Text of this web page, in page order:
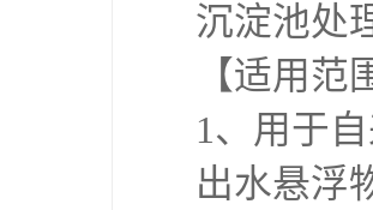
沉淀池处
【适用范
1、用于
出水悬浮